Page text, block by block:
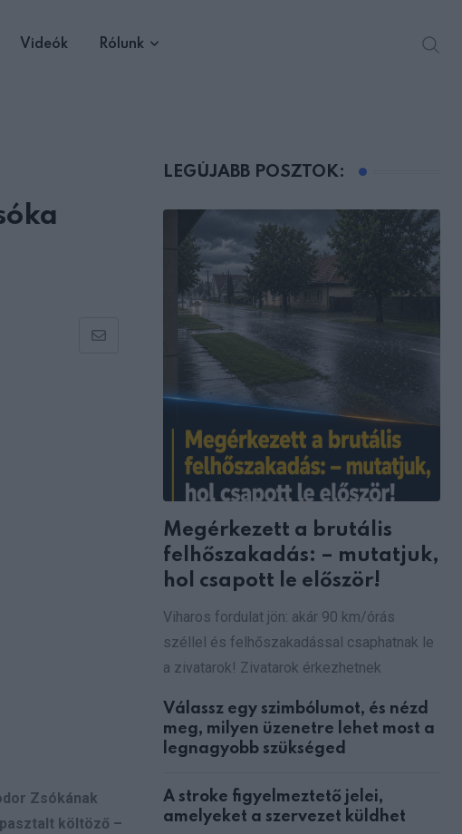
Videók Rólunk
Share
Zsókának
költöző –
LEGÚJABB POSZTOK:
Megérkezett a brutális
felhőszakadás: – mutatjuk,
hol csapott le először!
Viharos fordulat jön: akár 90 km/órás
széllel és felhőszakadással csaphatnak le
a zivatarok! Zivatarok érkezhetnek
Válassz egy szimbólumot, és nézd
meg, milyen üzenetre lehet most a
legnagyobb szükséged
A stroke figyelmeztető jelei,
amelyeket a szervezet küldhet